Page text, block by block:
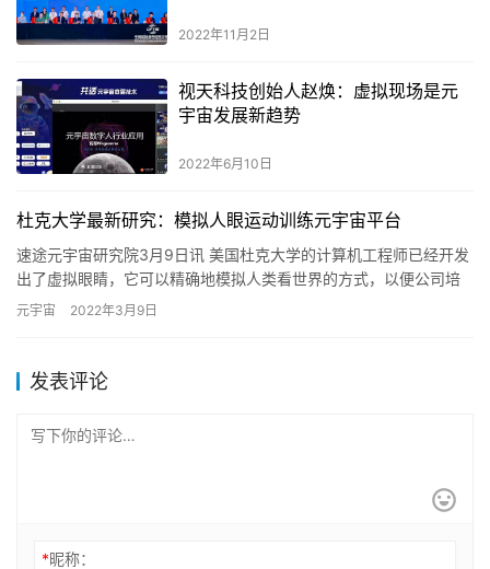
2022年11月2日
视天科技创始人赵焕：虚拟现场是元
宇宙发展新趋势
2022年6月10日
杜克大学最新研究：模拟人眼运动训练元宇宙平台
速途元宇宙研究院3月9日讯 美国杜克大学的计算机工程师已经开发
出了虚拟眼睛，它可以精确地模拟人类看世界的方式，以便公司培
训虚拟现实和增强现实程序。该项目简称EyeSyn，它将帮助开…
元宇宙 2022年3月9日
发表评论
*昵称：